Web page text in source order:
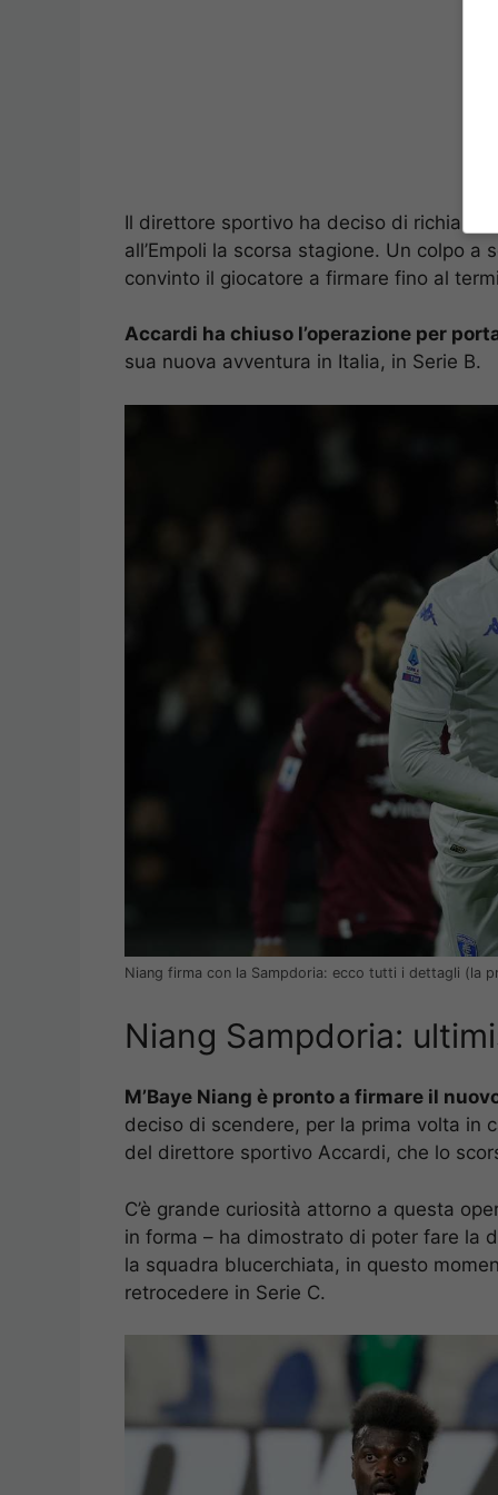
Il direttore sportivo ha deciso di
all’Empoli la scorsa stagione. Un colpo
convinto il giocatore a firmare fino al
Accardi ha chiuso l’operazione per
sua nuova avventura in Italia, in Serie B.
Niang firma con la Sampdoria: ecco tutti i dettagli (la
Niang Sampdoria:
M’Baye Niang è pronto a firmare il
deciso di scendere, per la prima volta in
del direttore sportivo Accardi, che lo
C’è grande curiosità attorno a questa
in forma – ha dimostrato di poter fare la
la squadra blucerchiata, in questo
retrocedere in Serie C.